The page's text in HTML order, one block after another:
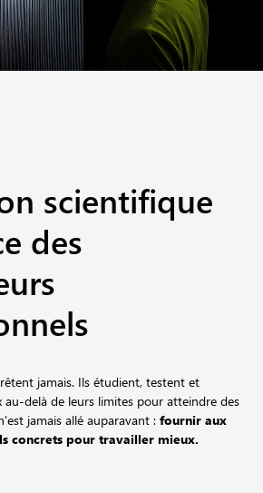
scientifique
des
jamais. Ils étudient, testent et
au-delà de leurs limites pour atteindre des
jamais allé auparavant : fournir aux
concrets pour travailler mieux.